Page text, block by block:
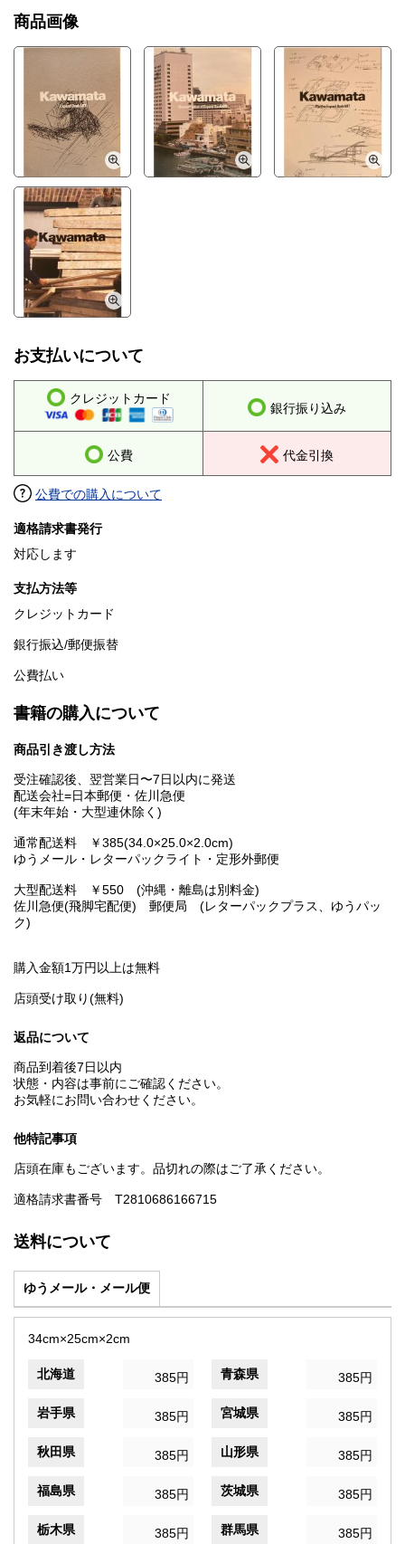
商品画像
お支払いについて
クレジットカード
銀行振り込み
公費 代金引換
公費での購入について
適格請求書発行
対応します
支払方法等
クレジットカード
銀行振込/郵便振替
公費払い
書籍の購入について
商品引き渡し方法
受注確認後、翌営業日〜7日以内に発送
配送会社=日本郵便・佐川急便
(年末年始・大型連休除く)
通常配送料 ￥385(34.0×25.0×2.0cm)
ゆうメール・レターパックライト・定形外郵便
大型配送料 ￥550 (沖縄・離島は別料金)
佐川急便(飛脚宅配便) 郵便局 (レターパックプラス、ゆうパッ
ク)
購入金額1万円以上は無料
店頭受け取り(無料)
返品について
商品到着後7日以内
状態・内容は事前にご確認ください。
お気軽にお問い合わせください。
他特記事項
店頭在庫もございます。品切れの際はご了承ください。
適格請求書番号 T2810686166715
送料について
ゆうメール・メール便
34cm×25cm×2cm
北海道 385円 青森県 385円
岩手県 385円 宮城県 385円
秋田県 385円 山形県 385円
福島県 385円 茨城県 385円
栃木県 385円 群馬県 385円